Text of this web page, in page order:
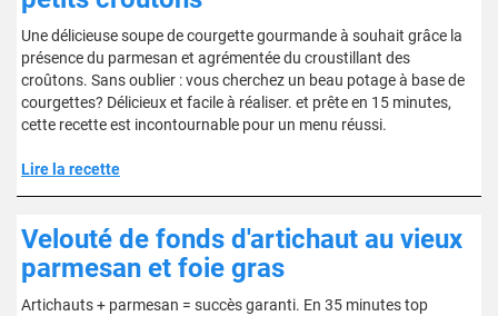
Une délicieuse soupe de courgette gourmande à souhait grâce la
présence du parmesan et agrémentée du croustillant des
croûtons. Sans oublier : vous cherchez un beau potage à base de
courgettes? Délicieux et facile à réaliser. et prête en 15 minutes,
cette recette est incontournable pour un menu réussi.
Lire la recette
Velouté de fonds d'artichaut au vieux
parmesan et foie gras
Artichauts + parmesan = succès garanti. En 35 minutes top